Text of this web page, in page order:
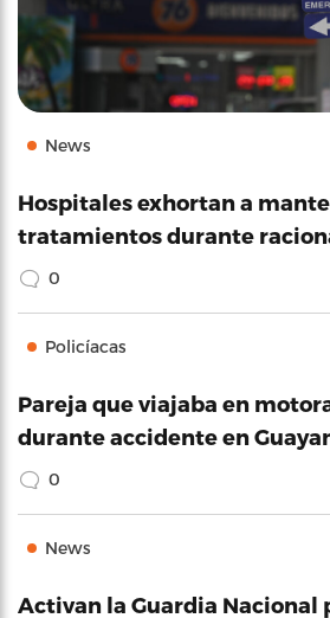
News
Hospitales exhortan a
tratamientos durante
0
Policíacas
Pareja que viajaba en
durante accidente en
0
News
Activan la Guardia Nacional